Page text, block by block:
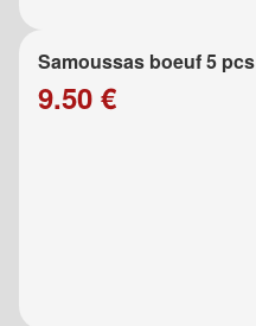
Samoussas boeuf 5 pcs
9.50 €